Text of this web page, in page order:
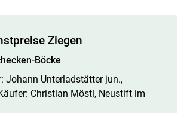
Ziegen
Böcke
Johann Unterladstätter jun.,
Christian Möstl, Neustift im